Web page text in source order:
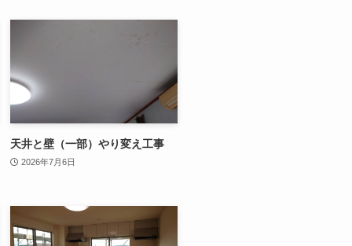
天井と壁（一部）やり変え工事
2026年7月6日